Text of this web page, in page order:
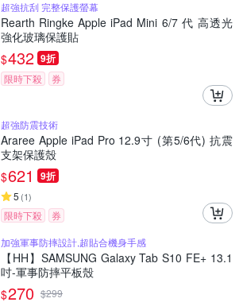
超強抗刮 完整保護螢幕
Rearth Ringke Apple iPad Mini 6/7 代 高透光
強化玻璃保護貼
$432 9折
限時下殺 券
超強防震技術
Araree Apple iPad Pro 12.9寸 (第5/6代) 抗震
支架保護殼
$621 9折
5 (1)
限時下殺
券
加強軍事防摔設計,超貼合機身手感
【HH】SAMSUNG Galaxy Tab S10 FE+ 13.1
吋-軍事防摔平板殼
$270 $299